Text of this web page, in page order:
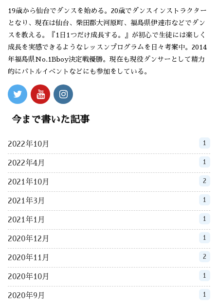
19歳から仙台でダンスを始める。20歳でダンスインストラクター
となり、現在は仙台、柴田郡大河原町、福島県伊達市などでダン
スを教える。『1日1つだけ成長する。』が初心で生徒には楽しく
成長を実感できるようなレッスンプログラムを日々考案中。2014
年福島県No.1Bboy決定戦優勝。現在も現役ダンサーとして精力
的にバトルイベントなどにも参加をしている。
今まで書いた記事
2022年10月 1
2022年4月 1
2021年10月 2
2021年3月 1
2021年1月 1
2020年12月 1
2020年11月 2
2020年10月 1
2020年9月 1